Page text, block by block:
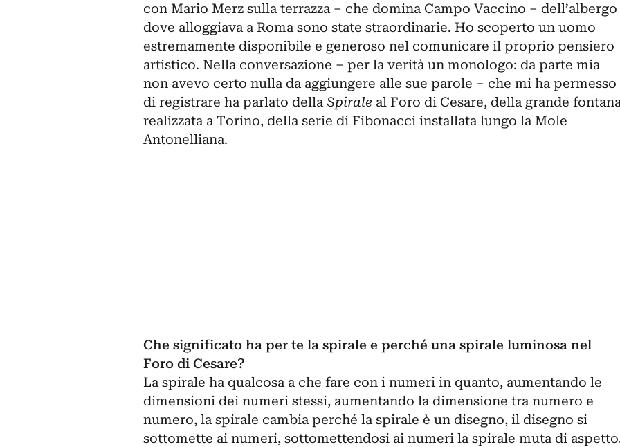
con Mario Merz sulla terrazza – che domina Campo Vaccino – dell’albergo
dove alloggiava a Roma sono state straordinarie. Ho scoperto un uomo
estremamente disponibile e generoso nel comunicare il proprio pensiero
artistico. Nella conversazione – per la verità un monologo: da parte mia
non avevo certo nulla da aggiungere alle sue parole – che mi ha permesso
di registrare ha parlato dellaSpiraleal Foro di Cesare, della grande
realizzata a Torino, della serie di Fibonacci installata lungo la Mole
Antonelliana.
Che significato ha per te la spirale e perché una spirale luminosa nel
Foro di Cesare?
La spirale ha qualcosa a che fare con i numeri in quanto, aumentando le
dimensioni dei numeri stessi, aumentando la dimensione tra numero e
numero, la spirale cambia perché la spirale è un disegno, il disegno si
sottomette ai numeri, sottomettendosi ai numeri la spirale muta di